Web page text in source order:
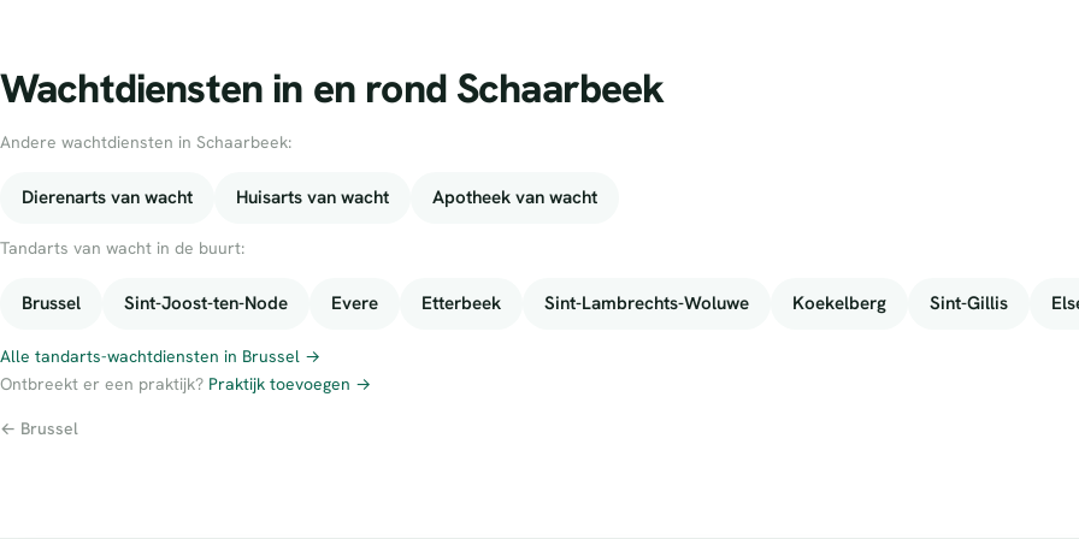
Wachtdiensten in en rond Schaarbeek
Andere wachtdiensten in Schaarbeek:
Dierenarts van wacht Huisarts van wacht Apotheek van wacht
Tandarts van wacht in de buurt:
Brussel Sint-Joost-ten-Node Evere Etterbeek Sint-Lambrechts-Woluwe Koekelberg Sint-Gillis
Alle tandarts-wachtdiensten in Brussel →
Ontbreekt er een praktijk? Praktijk toevoegen →
← Brussel